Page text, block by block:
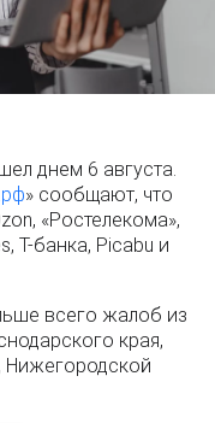
днем 6 августа.
» сообщают, что
«Ростелекома»,
Т-банка, Picabu и
всего жалоб из
края,
Нижегородской